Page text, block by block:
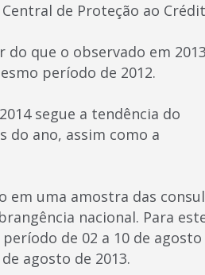
de Proteção ao
do que o observado em
período de 2012.
segue a tendência do
do ano, assim como a
em uma amostra das
nacional. Para
de 02 a 10 de agosto
agosto de 2013.